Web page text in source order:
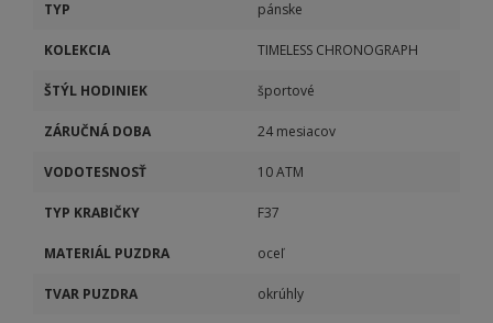
TYP pánske
KOLEKCIA TIMELESS CHRONOGRAPH
ŠTÝL HODINIEK športové
ZÁRUČNÁ DOBA 24 mesiacov
VODOTESNOSŤ 10 ATM
TYP KRABIČKY F37
MATERIÁL PUZDRA oceľ
TVAR PUZDRA okrúhly